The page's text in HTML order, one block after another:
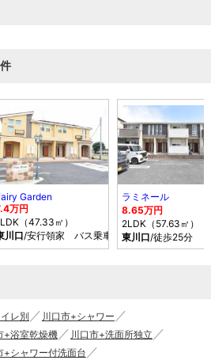
Garden
万円
（47.33㎡）
川口/安行領家 バス乗車時間16分 停歩6分
ラミネール
8.65万円
2LDK（57.63㎡）
東川口/徒歩25分
レ別
川口市+シャワー
+浴室乾燥機
川口市+洗面所独立
+シャワー付洗面台